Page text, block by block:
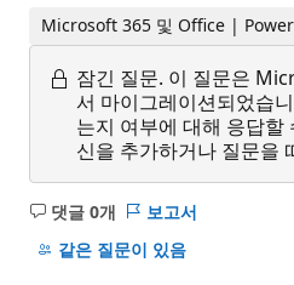
Microsoft 365 및 Office |
잠긴 질문. 이 질문은
서 마이그레이션되었습
는지 여부에 대해 응답할
신을 추가하거나 질문을
댓글 0개
설
명
보고서
같은 질문이 있음